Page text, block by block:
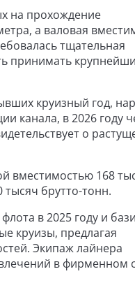
на прохождение
а валовая
тщательная
принимать
круизный год,
канала, в 2026 году
о
вместимостью 168
брутто-тонн.
в 2025 году и
круизы, предлагая
Экипаж лайнера
в фирменном